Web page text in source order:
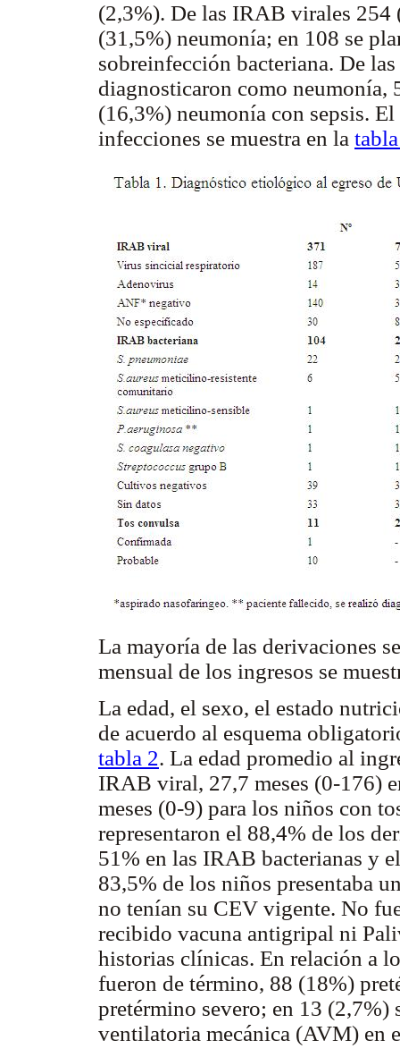
(2,3%). De las IRAB virales
(31,5%) neumonía; en 108 se
sobreinfección bacteriana. De
diagnosticaron como neumonía,
(16,3%) neumonía con sepsis.
infecciones se muestra en la
La mayoría de las derivaciones
mensual de los ingresos se
La edad, el sexo, el estado
de acuerdo al esquema
tabla 2. La edad promedio al
IRAB viral, 27,7 meses (0-176)
meses (0-9) para los niños con
representaron el 88,4% de los
51% en las IRAB bacterianas y
83,5% de los niños presentaba
no tenían su CEV vigente. No
recibido vacuna antigripal ni
historias clínicas. En relación a
fueron de término, 88 (18%)
pretérmino severo; en 13 (2,7%)
ventilatoria mecánica (AVM) en